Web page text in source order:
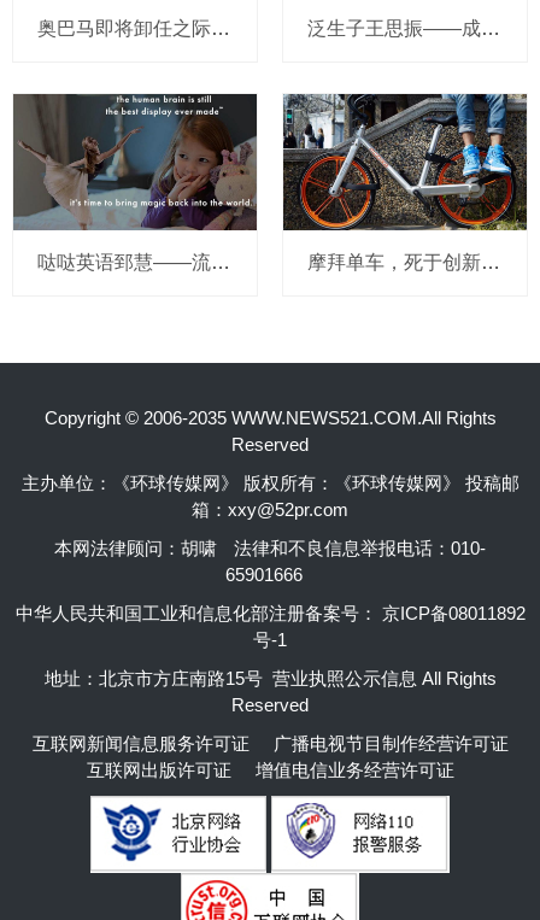
奥巴马即将卸任之际，要让无人驾驶汽车合法化？ 泛生子王思振——成立两年，融资数亿，基因检测如何帮助人类战胜癌症？
哒哒英语郅慧——流量这杯毒酒，你还喝吗？ 摩拜单车，死于创新的一百万种方式
Copyright © 2006-2035 WWW.NEWS521.COM.All Rights
Reserved
主办单位：《环球传媒网》 版权所有：《环球传媒网》 投稿邮
箱：xxy@52pr.com
本网法律顾问：胡啸
法律和不良信息举报电话：010-
65901666
中华人民共和国工业和信息化部注册备案号： 京ICP备08011892
号-1
地址：北京市方庄南路15号 营业执照公示信息 All Rights
Reserved
互联网新闻信息服务许可证
广播电视节目制作经营许可证
互联网出版许可证
增值电信业务经营许可证